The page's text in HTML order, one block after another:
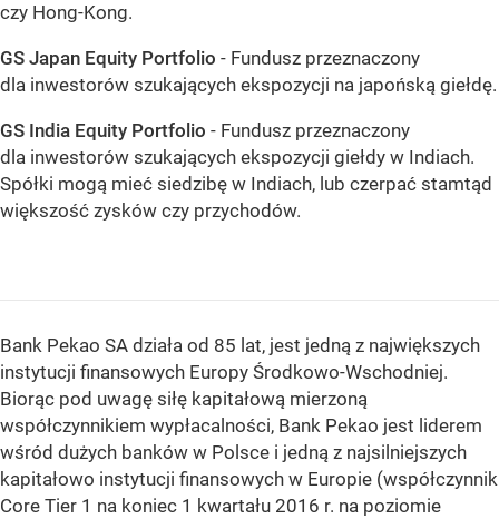
czy Hong-Kong.
GS Japan Equity Portfolio - Fundusz przeznaczony
dla inwestorów szukających ekspozycji na japońską giełdę.
GS India Equity Portfolio - Fundusz przeznaczony
dla inwestorów szukających ekspozycji giełdy w Indiach.
Spółki mogą mieć siedzibę w Indiach, lub czerpać stamtąd
większość zysków czy przychodów.
Bank Pekao SA działa od 85 lat, jest jedną z największych
instytucji finansowych Europy Środkowo-Wschodniej.
Biorąc pod uwagę siłę kapitałową mierzoną
współczynnikiem wypłacalności, Bank Pekao jest liderem
wśród dużych banków w Polsce i jedną z najsilniejszych
kapitałowo instytucji finansowych w Europie (współczynnik
Core Tier 1 na koniec 1 kwartału 2016 r. na poziomie